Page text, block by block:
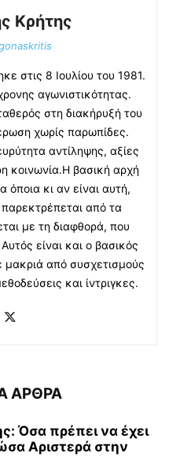
Κρήτης
στις 8 Ιουλίου του 1981.
αγωνιστικότητας.
στη διακήρυξή του
χωρίς παρωπίδες.
αντίληψης, αξίες
κοινωνία.Η βασική αρχή
όποια κι αν είναι αυτή,
παρεκτρέπεται από τα
με τη διαφθορά, που
είναι και ο βασικός
μακριά από συσχετισμούς
και ίντριγκες.
ΑΡΘΡΑ
Όσα πρέπει να έχει
Αριστερά στην